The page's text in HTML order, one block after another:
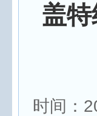
盖
时间：